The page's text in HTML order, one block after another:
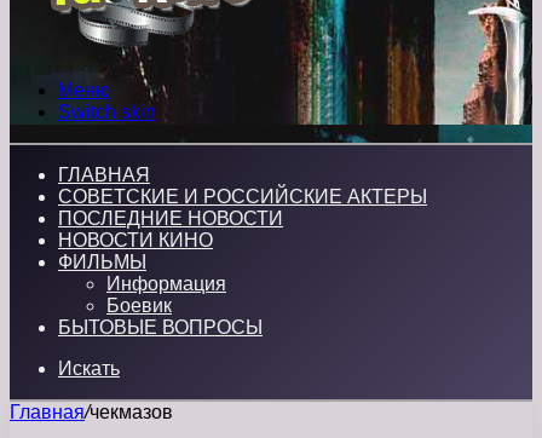
Меню
Switch skin
ГЛАВНАЯ
СОВЕТСКИЕ И РОССИЙСКИЕ АКТЕРЫ
ПОСЛЕДНИЕ НОВОСТИ
НОВОСТИ КИНО
ФИЛЬМЫ
Информация
Боевик
БЫТОВЫЕ ВОПРОСЫ
Искать
Главная/чекмазов